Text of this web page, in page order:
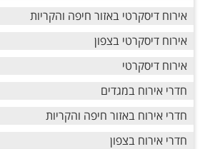
אירוח דיסקרטי באזור חיפה והקריות
אירוח דיסקרטי בצפון
אירוח דיסקרטי
חדרי אירוח במגדים
חדרי אירוח באזור חיפה והקריות
חדרי אירוח בצפון